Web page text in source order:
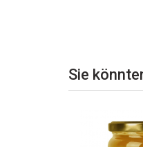
Sie